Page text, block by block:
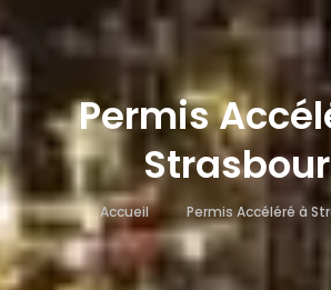
Permis
Accueil Permis Accéléré à